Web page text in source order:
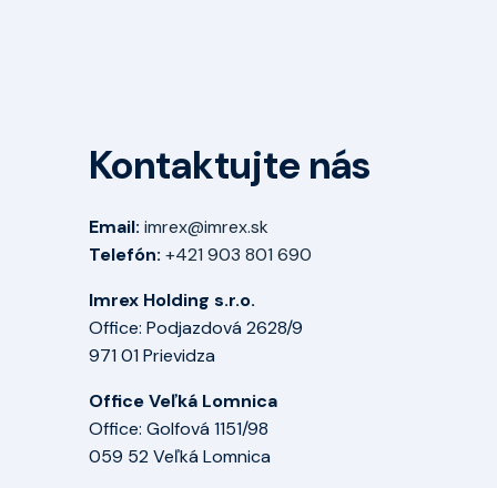
Kontaktujte nás
Email: imrex@imrex.sk
Telefón: +421 903 801 690
Imrex Holding s.r.o.
Office: Podjazdová 2628/9
971 01 Prievidza
Office Veľká Lomnica
Office: Golfová 1151/98
059 52 Veľká Lomnica